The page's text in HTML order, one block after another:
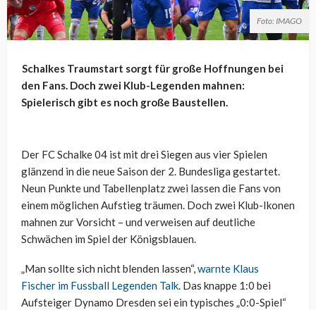
Foto: IMAGO
Schalkes Traumstart sorgt für große Hoffnungen bei
den Fans. Doch zwei Klub-Legenden mahnen:
Spielerisch gibt es noch große Baustellen.
Der FC Schalke 04 ist mit drei Siegen aus vier Spielen
glänzend in die neue Saison der 2. Bundesliga gestartet.
Neun Punkte und Tabellenplatz zwei lassen die Fans von
einem möglichen Aufstieg träumen. Doch zwei Klub-Ikonen
mahnen zur Vorsicht – und verweisen auf deutliche
Schwächen im Spiel der Königsblauen.
„Man sollte sich nicht blenden lassen“,warnte Klaus
Fischer im Fussball Legenden Talk. Das knappe 1:0 bei
Aufsteiger Dynamo Dresden sei ein typisches „0:0-Spiel“